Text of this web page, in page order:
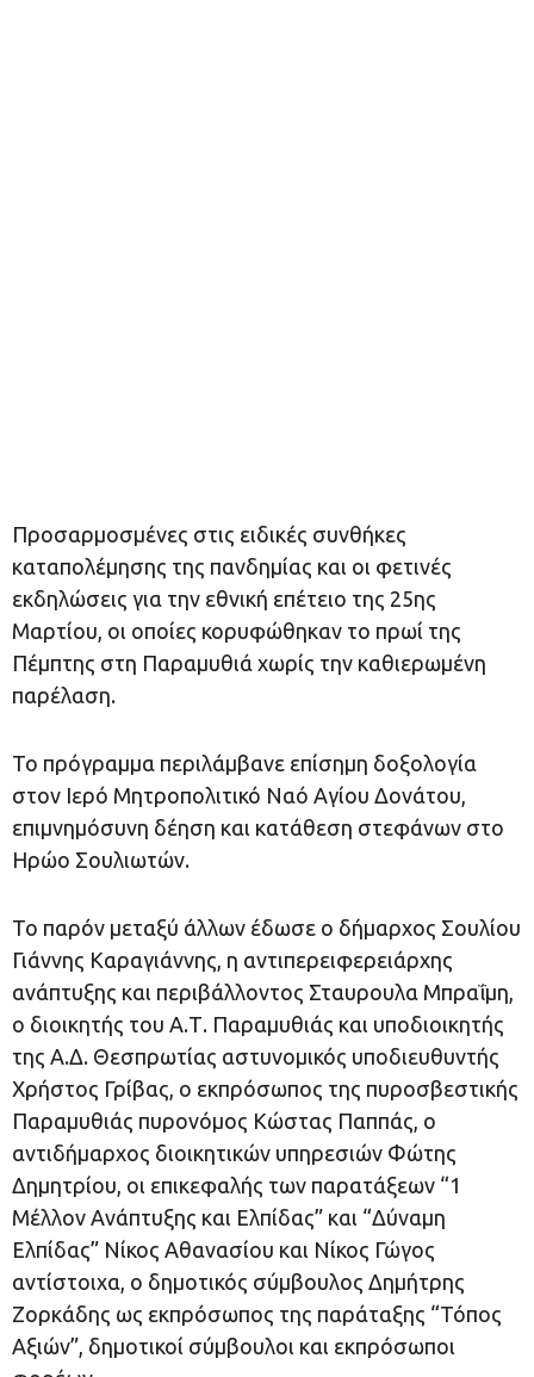
Προσαρμοσμένες στις ειδικές συνθήκες
καταπολέμησης της πανδημίας και οι φετινές
εκδηλώσεις για την εθνική επέτειο της 25ης
Μαρτίου, οι οποίες κορυφώθηκαν το πρωί της
Πέμπτης στη Παραμυθιά χωρίς την καθιερωμένη
παρέλαση.
Το πρόγραμμα περιλάμβανε επίσημη δοξολογία
στον Ιερό Μητροπολιτικό Ναό Αγίου Δονάτου,
επιμνημόσυνη δέηση και κατάθεση στεφάνων στο
Ηρώο Σουλιωτών.
Το παρόν μεταξύ άλλων έδωσε ο δήμαρχος Σουλίου
Γιάννης Καραγιάννης, η αντιπερειφερειάρχης
ανάπτυξης και περιβάλλοντος Σταυρουλα Μπραΐμη,
ο διοικητής του Α.Τ. Παραμυθιάς και υποδιοικητής
της Α.Δ. Θεσπρωτίας αστυνομικός υποδιευθυντής
Χρήστος Γρίβας, ο εκπρόσωπος της πυροσβεστικής
Παραμυθιάς πυρονόμος Κώστας Παππάς, ο
αντιδήμαρχος διοικητικών υπηρεσιών Φώτης
Δημητρίου, οι επικεφαλής των παρατάξεων “1
Μέλλον Ανάπτυξης και Ελπίδας” και “Δύναμη
Ελπίδας” Νίκος Αθανασίου και Νίκος Γώγος
αντίστοιχα, ο δημοτικός σύμβουλος Δημήτρης
Ζορκάδης ως εκπρόσωπος της παράταξης “Τόπος
Αξιών”, δημοτικοί σύμβουλοι και εκπρόσωποι